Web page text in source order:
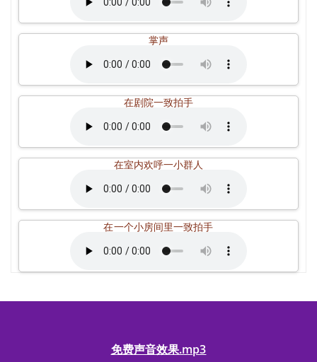
掌声
在剧院一致拍手
在室内欢呼一小群人
在一个小房间里一致拍手
免费声音效果.mp3